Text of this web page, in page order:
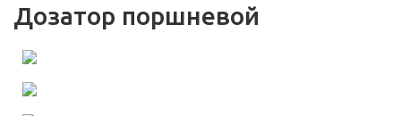
Дозатор поршневой